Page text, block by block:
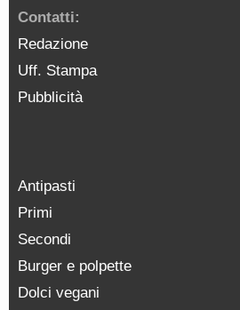
Contatti:
Redazione
Uff. Stampa
Pubblicità
Antipasti
Primi
Secondi
Burger e polpette
Dolci vegani